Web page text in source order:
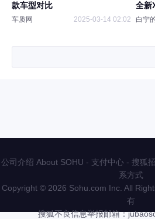
款车型对比
车质网 2025-03-14 02:02
全新
白宁
公司介绍 About SOHU - 支付中心 - 搜狐
系方式
Copyright © 2026 Sohu.com Inc. All
有
搜狐不良信息举报邮箱：